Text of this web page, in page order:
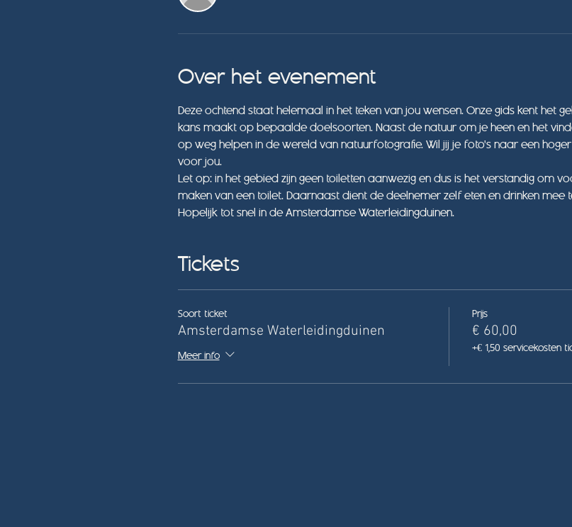
Over het evenement
Deze ochtend staat helemaal in het teken van jou wensen. Onze gids kent het
kans maakt op bepaalde doelsoorten. Naast de natuur om je heen en het
op weg helpen in de wereld van natuurfotografie. Wil jij je foto's naar een
voor jou.
Let op: in het gebied zijn geen toiletten aanwezig en dus is het verstandig om
maken van een toilet. Daarnaast dient de deelnemer zelf eten en drinken mee
Hopelijk tot snel in de Amsterdamse Waterleidingduinen.
Tickets
Soort ticket
Amsterdamse Waterleidingduinen
Meer info
Prijs
€ 60,00
+€ 1,50 servicekosten